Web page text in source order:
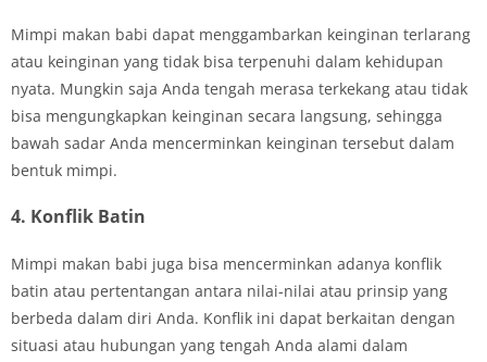
Mimpi makan babi dapat menggambarkan keinginan terlarang
atau keinginan yang tidak bisa terpenuhi dalam kehidupan
nyata. Mungkin saja Anda tengah merasa terkekang atau tidak
bisa mengungkapkan keinginan secara langsung, sehingga
bawah sadar Anda mencerminkan keinginan tersebut dalam
bentuk mimpi.
4. Konflik Batin
Mimpi makan babi juga bisa mencerminkan adanya konflik
batin atau pertentangan antara nilai-nilai atau prinsip yang
berbeda dalam diri Anda. Konflik ini dapat berkaitan dengan
situasi atau hubungan yang tengah Anda alami dalam